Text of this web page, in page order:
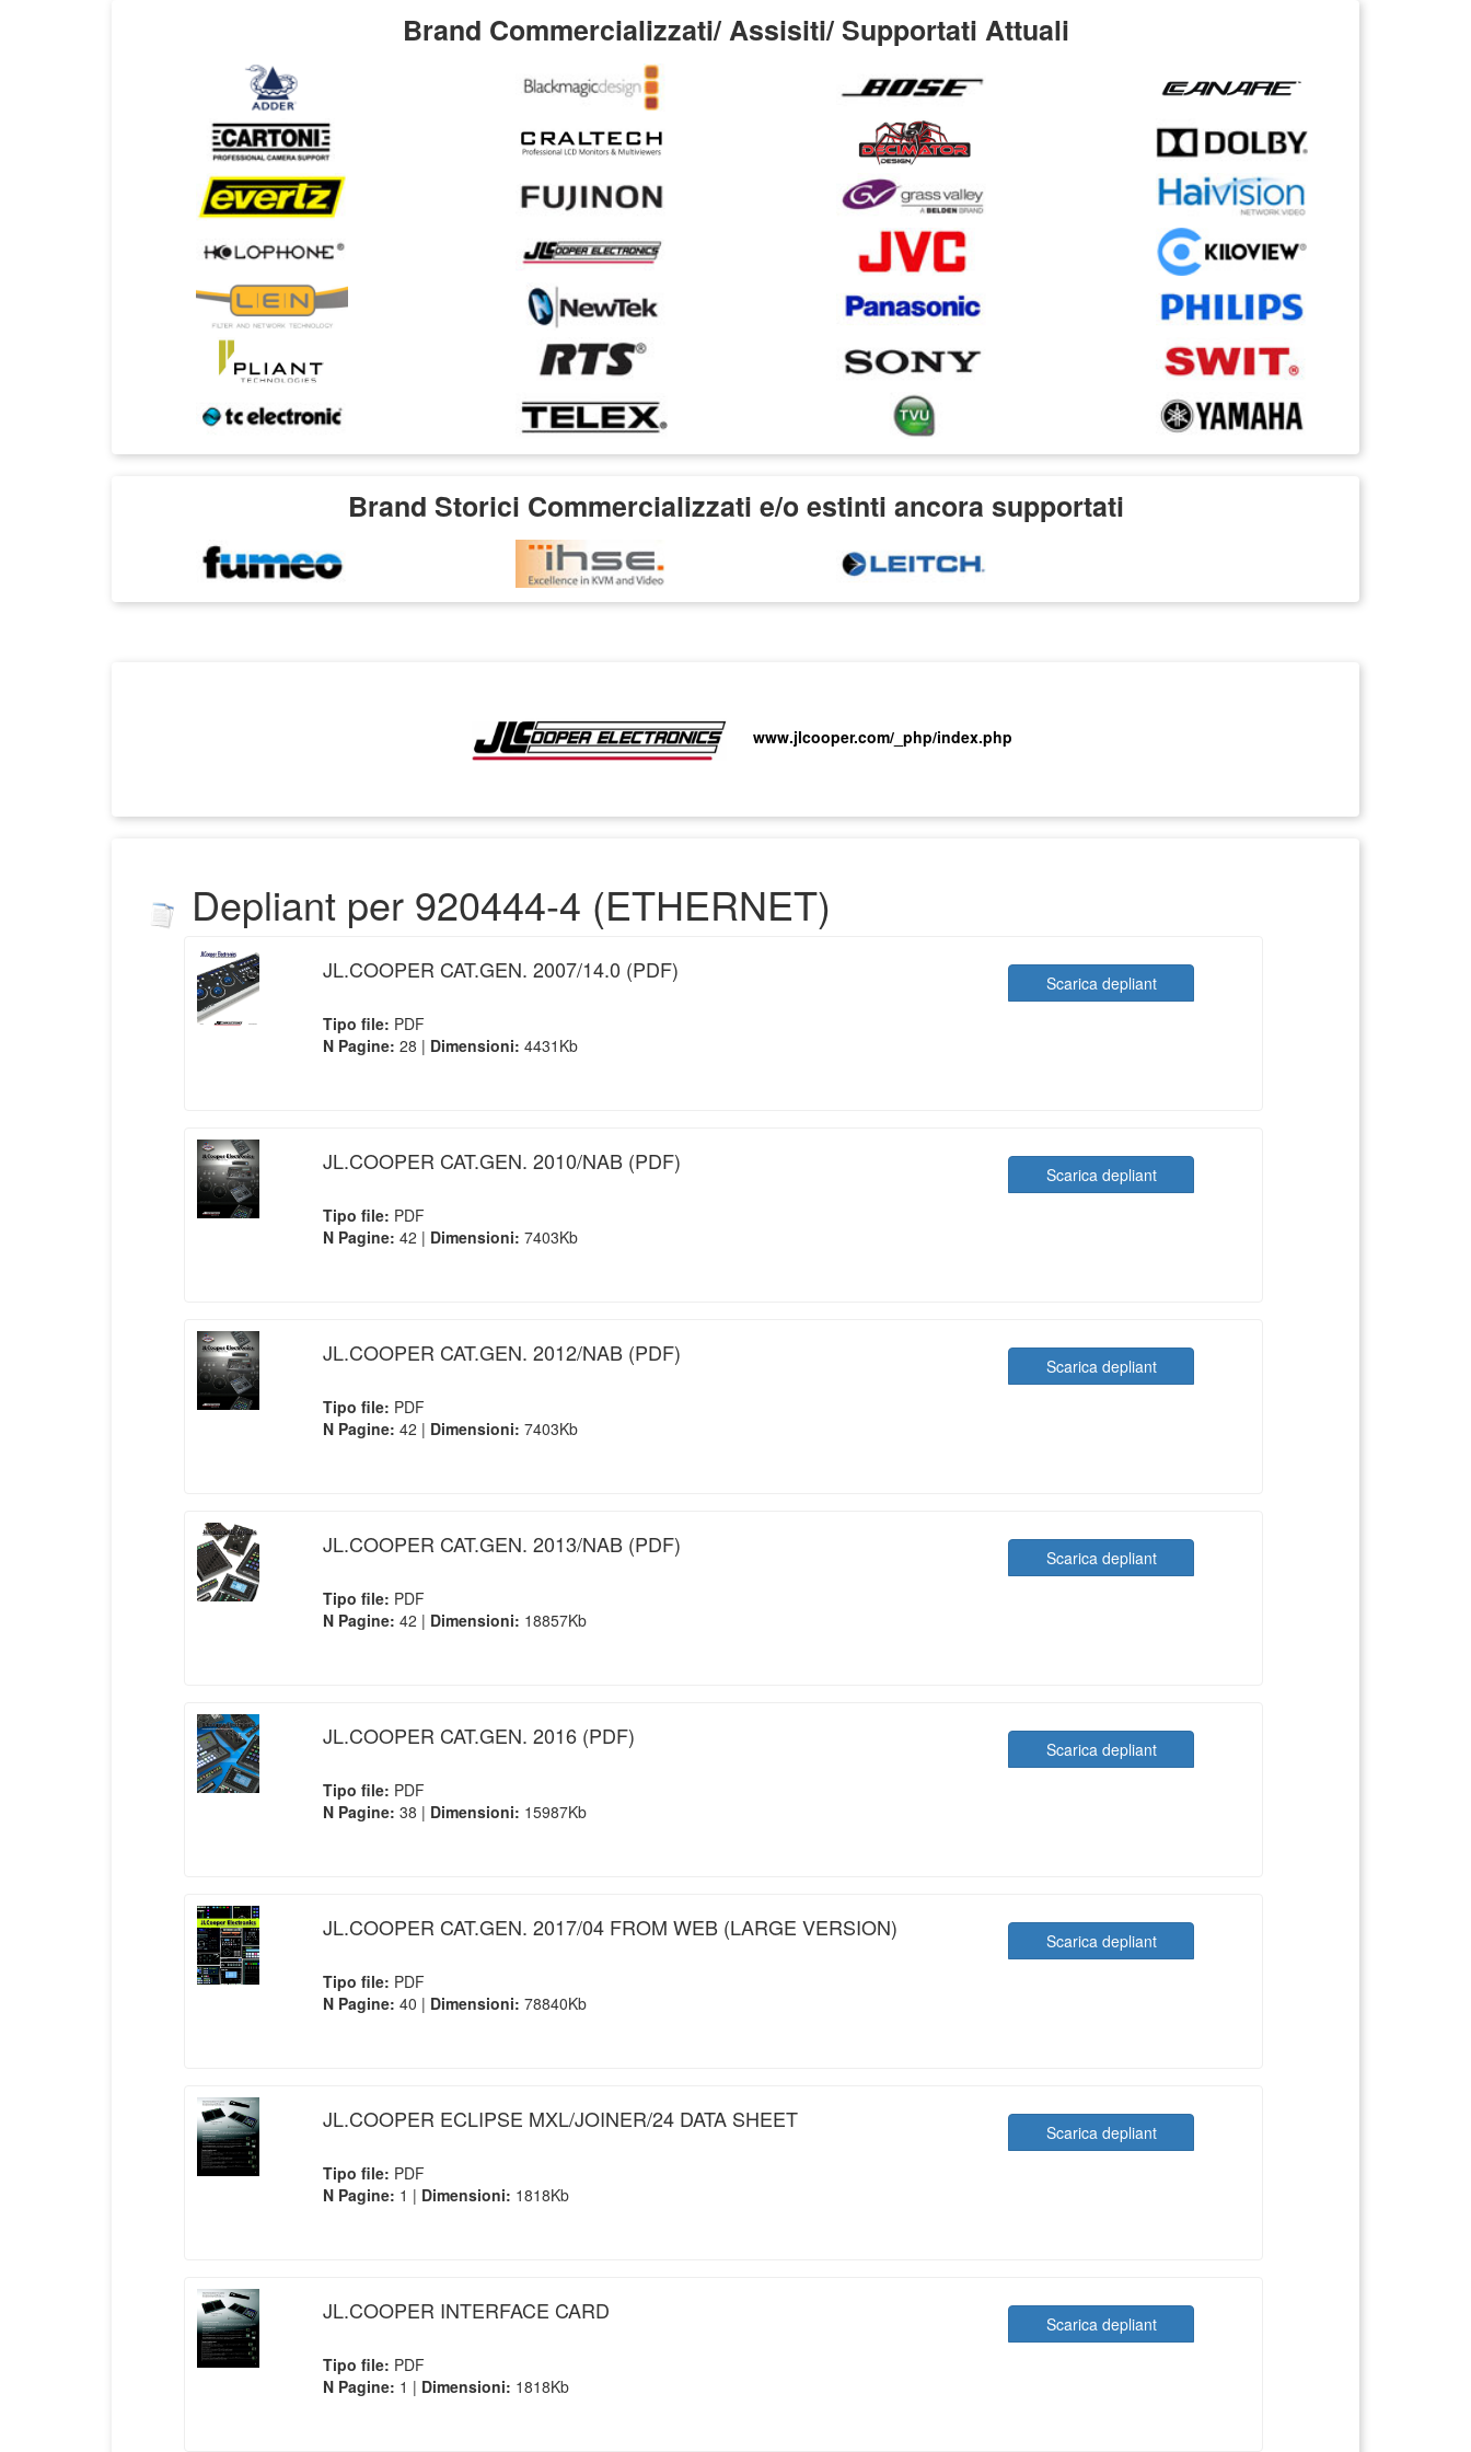
Brand Commercializzati/ Assisiti/ Supportati Attuali
Brand Storici Commercializzati e/o estinti ancora supportati
www.jlcooper.com/_php/index.php
Depliant per 920444-4 (ETHERNET)
JL.COOPER CAT.GEN. 2007/14.0 (PDF)
Tipo file: PDF
N Pagine:28 | Dimensioni:4431Kb
Scarica depliant
JL.COOPER CAT.GEN. 2010/NAB (PDF)
Tipo file: PDF
N Pagine:42 | Dimensioni:7403Kb
Scarica depliant
JL.COOPER CAT.GEN. 2012/NAB (PDF)
Tipo file: PDF
N Pagine:42 | Dimensioni:7403Kb
Scarica depliant
JL.COOPER CAT.GEN. 2013/NAB (PDF)
Tipo file: PDF
N Pagine:42 | Dimensioni: 18857Kb
Scarica depliant
JL.COOPER CAT.GEN. 2016 (PDF)
Tipo file: PDF
N Pagine:38 | Dimensioni: 15987Kb
Scarica depliant
JL.COOPER CAT.GEN. 2017/04 FROM WEB (LARGE VERSION)
Tipo file: PDF
N Pagine:40 | Dimensioni:78840Kb
Scarica depliant
JL.COOPER ECLIPSE MXL/JOINER/24 DATA SHEET
Tipo file: PDF
N Pagine: 1 | Dimensioni: 1818Kb
Scarica depliant
JL.COOPER INTERFACE CARD
Tipo file: PDF
N Pagine: 1 | Dimensioni: 1818Kb
Scarica depliant